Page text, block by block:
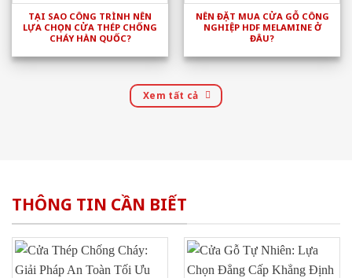
TẠI SAO CÔNG TRÌNH NÊN
LỰA CHỌN CỬA THÉP CHỐNG
CHÁY HÀN QUỐC?
NÊN ĐẶT MUA CỬA GỖ CÔNG
NGHIỆP HDF MELAMINE Ở
ĐÂU?
Xem tất cả
THÔNG TIN CẦN BIẾT